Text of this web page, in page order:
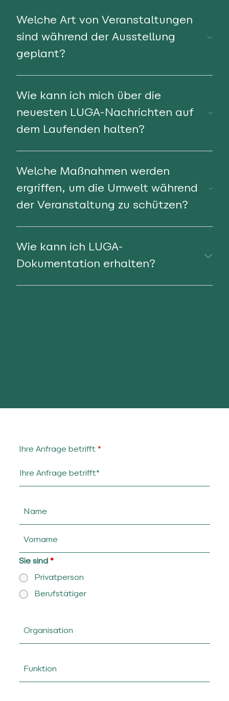
Welche Art von Veranstaltungen
sind während der Ausstellung
geplant?
Wie kann ich mich über die
neuesten LUGA-Nachrichten auf
dem Laufenden halten?
Welche Maßnahmen werden
ergriffen, um die Umwelt während
der Veranstaltung zu schützen?
Wie kann ich LUGA-
Dokumentation erhalten?
Ihre Anfrage betrifft *
Sie sind *
Privatperson
Berufstätiger